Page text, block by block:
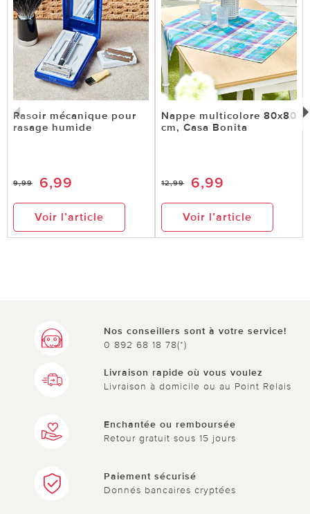
Rasoir mécanique pour
rasage humide
9,99 6,99
Voir l’article
Nappe multicolore 80x80
cm, Casa Bonita
12,99 6,99
Voir l’article
Nos conseillers sont à votre service!
0 892 68 18 78(*)
Livraison rapide où vous voulez
Livraison à domicile ou au Point Relais
Enchantée ou remboursée
Retour gratuit sous 15 jours
Paiement sécurisé
Donnés bancaires cryptées